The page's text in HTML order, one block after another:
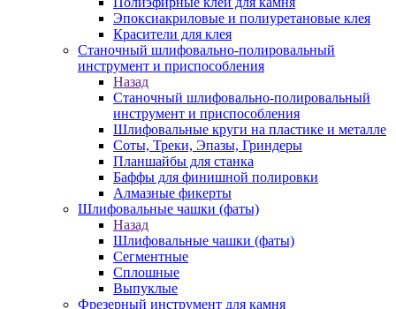
Эпоксиакриловые и полиуретановые клея
Красители для клея
Станочный шлифовально-полировальный
инструмент и приспособления
Назад
Станочный шлифовально-полировальный
инструмент и приспособления
Шлифовальные круги на пластике и металле
Соты, Треки, Эпазы, Гриндеры
Планшайбы для станка
Баффы для финишной полировки
Алмазные фикерты
Шлифовальные чашки (фаты)
Назад
Шлифовальные чашки (фаты)
Сегментные
Сплошные
Выпуклые
Фрезерный инструмент для камня